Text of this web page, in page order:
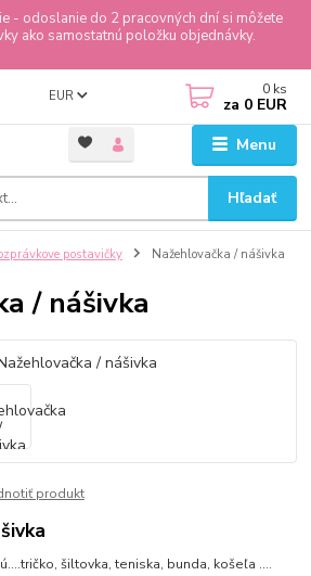
- odoslanie do 2 pracovných dní si môžete
ako samostatnú položku objednávky.
Menu
EUR
Hľadať
0 ks
za 0 EUR
postavičky Nažehlovačka / nášivka
/ nášivka
produkt
šiltovka, teniska, bunda, košeľa ....